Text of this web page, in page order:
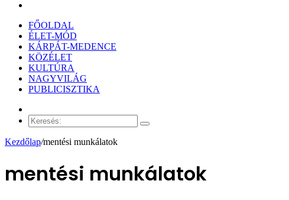
FŐOLDAL
ÉLET-MÓD
KÁRPÁT-MEDENCE
KÖZÉLET
KULTÚRA
NAGYVILÁG
PUBLICISZTIKA
cikk
Keresés:
Kezdőlap/mentési munkálatok
mentési munkálatok